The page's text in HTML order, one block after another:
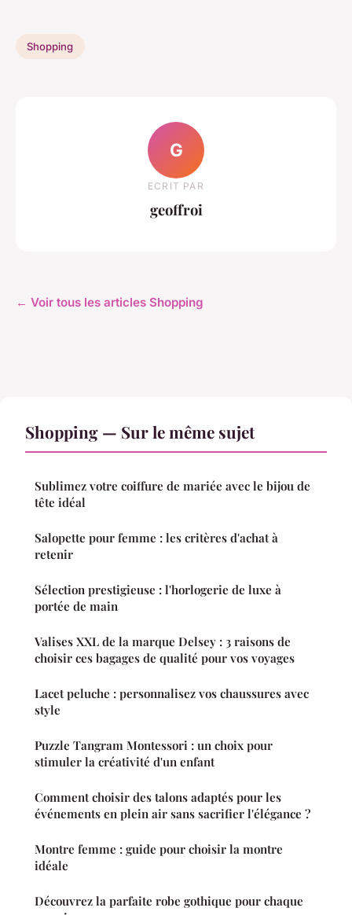
Shopping
G
ECRIT PAR
geoffroi
← Voir tous les articles Shopping
Shopping — Sur le même sujet
Sublimez votre coiffure de mariée avec le bijou de
tête idéal
Salopette pour femme : les critères d'achat à
retenir
Sélection prestigieuse : l'horlogerie de luxe à
portée de main
Valises XXL de la marque Delsey : 3 raisons de
choisir ces bagages de qualité pour vos voyages
Lacet peluche : personnalisez vos chaussures avec
style
Puzzle Tangram Montessori : un choix pour
stimuler la créativité d'un enfant
Comment choisir des talons adaptés pour les
événements en plein air sans sacrifier l'élégance ?
Montre femme : guide pour choisir la montre
idéale
Découvrez la parfaite robe gothique pour chaque